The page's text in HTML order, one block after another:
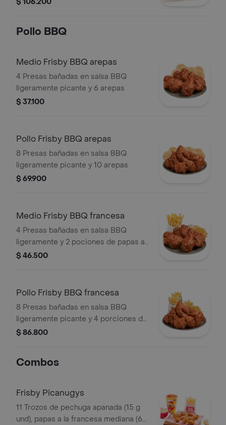
Pollo BBQ
Medio Frisby BBQ arepas
4 Presas bañadas en salsa BBQ
ligeramente picante y 6 arepas
$ 37.100
Pollo Frisby BBQ arepas
8 Presas bañadas en salsa BBQ
ligeramente picante y 10 arepas
$ 69.900
Medio Frisby BBQ francesa
4 Presas bañadas en salsa BBQ
ligeramente y 2 pociones de papas a
la francesa mediana (60 g und)
$ 46.500
Pollo Frisby BBQ francesa
8 Presas bañadas en salsa BBQ
ligeramente picante y 4 porciones de
papas a la francesa mediana (60 g
$ 86.800
Combos
Frisby Picanugys
11 Trozos de pechuga apanada (15 g
und), papas a la francesa mediana (60